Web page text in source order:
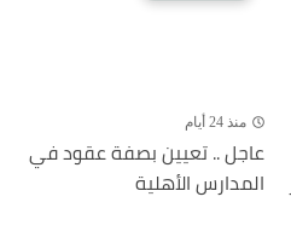
منذ 24 أيام
عاجل .. تعيين بصفة عقود في
المدارس الأهلية